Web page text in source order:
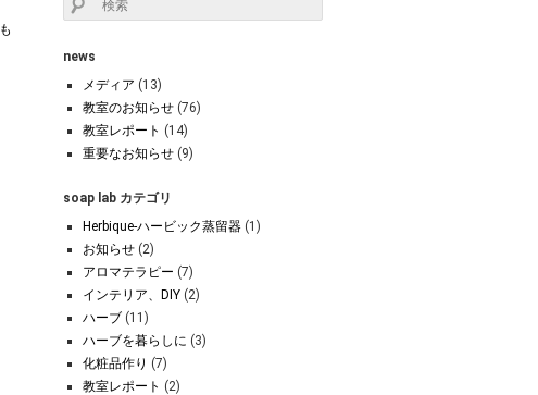
news
メディア (13)
教室のお知らせ (76)
教室レポート (14)
重要なお知らせ (9)
soap lab カテゴリ
Herbique-ハービック蒸留器 (1)
お知らせ (2)
アロマテラピー (7)
インテリア、DIY (2)
ハーブ (11)
ハーブを暮らしに (3)
化粧品作り (7)
教室レポート (2)